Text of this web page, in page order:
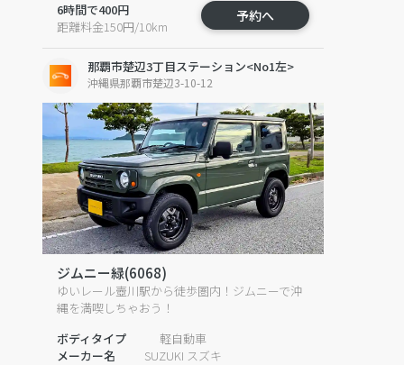
6時間で400円
距離料金150円/10km
予約へ
那覇市楚辺3丁目ステーション<No1左>
沖縄県那覇市楚辺3-10-12
ジムニー緑(6068)
ゆいレール壺川駅から徒歩圏内！ジムニーで沖
縄を満喫しちゃおう！
ボディタイプ
メーカー名
軽自動車
SUZUKI スズキ